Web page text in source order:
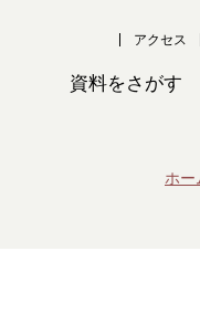
アクセス
資料をさがす
ホー